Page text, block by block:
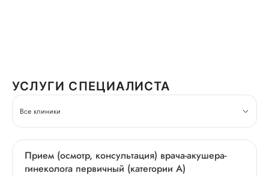
УСЛУГИ СПЕЦИАЛИСТА
Все клиники
Прием (осмотр, консультация) врача-акушера-
гинеколога первичный (категории А)